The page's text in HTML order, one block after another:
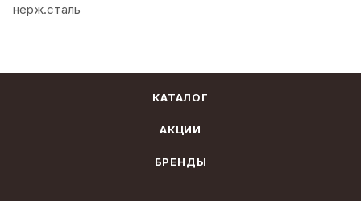
нерж.сталь
КАТАЛОГ
АКЦИИ
БРЕНДЫ